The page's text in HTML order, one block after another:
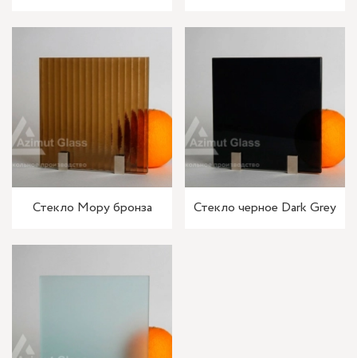
Стекло Мору бронза Стекло черное Dark Grey